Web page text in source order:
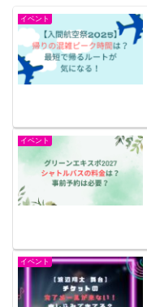
イベント
イベント
イベント